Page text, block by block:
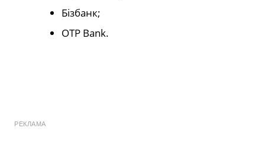
Бізбанк;
OTP Bank.
РЕКЛАМА